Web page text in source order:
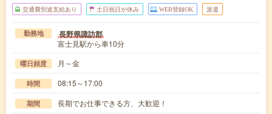
交通費別途支給あり 土日祝日が休み WEB登録OK 派遣
勤務地 長野県諏訪郡
富士見駅から車10分
曜日頻度 月～金
時間 08:15～17:00
期間 長期でお仕事できる方、大歓迎！